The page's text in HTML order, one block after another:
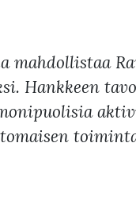
mahdollistaa
Hankkeen